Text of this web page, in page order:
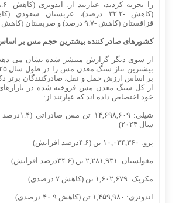
قزاقستان (کاهش -۹.۷ درصد) و صربستان (کاهش -۸.۴ درصد).
کشورهای صادر کننده بیشترین حجم مس بر
از سوی دیگر گزارش منتشر شده نشان می‌
از کل سنگ معدن مس فروخته شده در بازارهای
خود اختصاص داده ‌اند که عبارتند از:
شیلی:
سال ۲۰۲۴)
پرو: ۱۰,۰۳۴,۳۶۰ تن (۴.۶درصد افزایش)
مغولستان: ۲,۲۸۱,۹۳۱ تن (۳۴.۶درصد افزایش)
مکزیک: ۱,۶۰۲,۶۷۹ تن (کاهش ۷ درصدی)
اندونزی: ۱,۴۵۹,۹۸۰ تن (کاهش ۴۰.۹ درصدی)